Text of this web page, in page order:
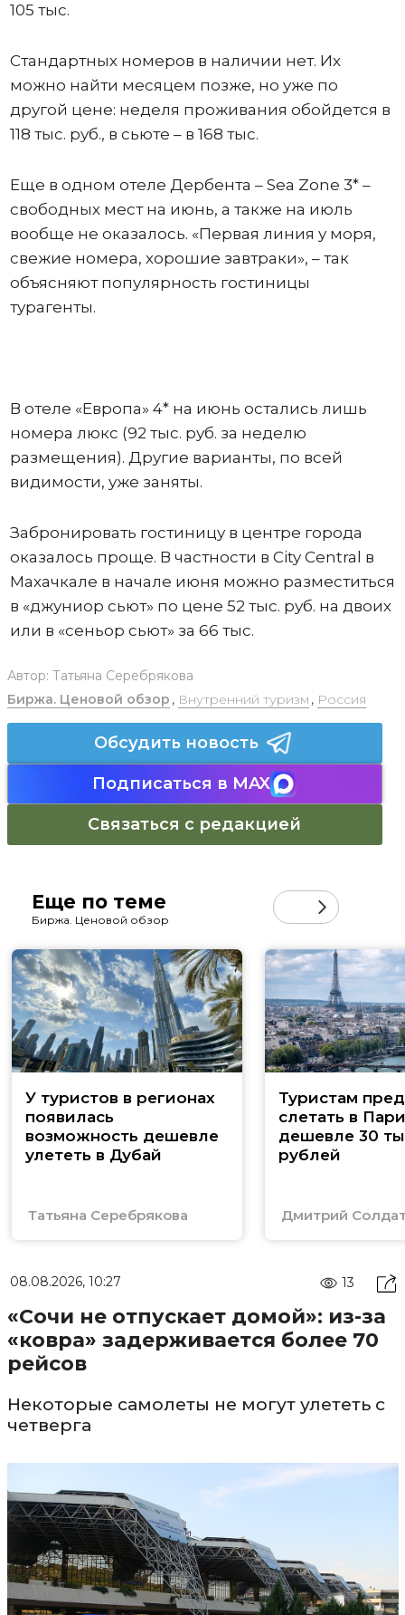
105 тыс.
Стандартных номеров в наличии нет. Их
можно найти месяцем позже, но уже по
другой цене: неделя проживания обойдется в
118 тыс. руб., в сьюте – в 168 тыс.
Еще в одном отеле Дербента – Sea Zone 3* –
свободных мест на июнь, а также на июль
вообще не оказалось. «Первая линия у моря,
свежие номера, хорошие завтраки», – так
объясняют популярность гостиницы
турагенты.
В отеле «Европа» 4* на июнь остались лишь
номера люкс (92 тыс. руб. за неделю
размещения). Другие варианты, по всей
видимости, уже заняты.
Забронировать гостиницу в центре города
оказалось проще. В частности в City Central в
Махачкале в начале июня можно разместиться
в «джуниор сьют» по цене 52 тыс. руб. на двоих
или в «сеньор сьют» за 66 тыс.
Автор: Татьяна Серебрякова
Биржа. Ценовой обзор , Внутренний туризм , Россия
Обсудить новость
Подписаться в MAX
Связаться с редакцией
Еще по теме
Биржа. Ценовой обзор
У туристов в регионах
появилась
возможность дешевле
улететь в Дубай
Татьяна Серебрякова
Туристам
слетать в
дешевле 30
рублей
Дмитрий
08.08.2026, 10:27 13
«Сочи не отпускает домой»: из-за
«ковра» задерживается более 70
рейсов
Некоторые самолеты не могут улететь с
четверга